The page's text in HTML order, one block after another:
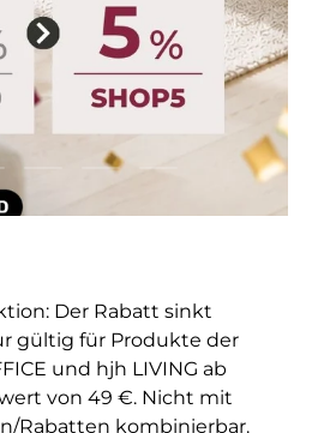
1 von 5
laden 2 von 5
Folie laden 3 von 5
Folie laden 4 von 5
Folie laden 5
Der Rabatt sinkt
gültig für Produkte der
und hjh LIVING ab
von 49 €. Nicht mit
Rabatten kombinierbar.